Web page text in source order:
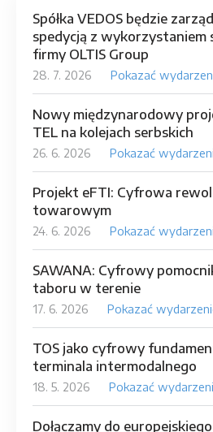
Spółka VEDOS będzie
spedycją z wykorzystaniem
firmy OLTIS Group
28. 7. 2026 Pokazać
Nowy międzynarodowy
TEL na kolejach serbskich
26. 6. 2026 Pokazać
Projekt eFTI: Cyfrowa
towarowym
24. 6. 2026 Pokazać
SAWANA: Cyfrowy
taboru w terenie
17. 6. 2026 Pokazać
TOS jako cyfrowy
terminala intermodalnego
18. 5. 2026 Pokazać
Dołączamy do